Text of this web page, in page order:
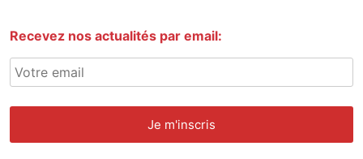
Recevez nos actualités par email: